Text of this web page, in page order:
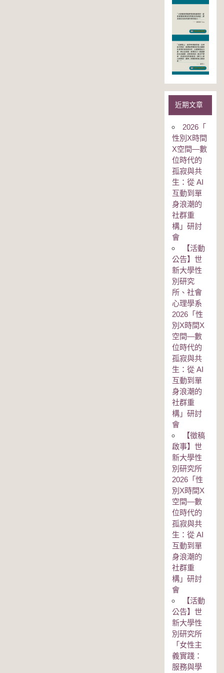
近期文章
2026「
性別Χ時間
Χ空間—數
位時代的
孤寂與共
生：從 AI
互動到單
身浪潮的
社群重
構」研討
會
【活動
公告】世
新大學性
別研究
所、社會
心理學系
2026「性
別Χ時間Χ
空間—數
位時代的
孤寂與共
生：從 AI
互動到單
身浪潮的
社群重
構」研討
會
【徵稿
啟事】世
新大學性
別研究所
2026「性
別Χ時間Χ
空間—數
位時代的
孤寂與共
生：從 AI
互動到單
身浪潮的
社群重
構」研討
會
【活動
公告】世
新大學性
別研究所
「女性主
義實踐：
服務與學